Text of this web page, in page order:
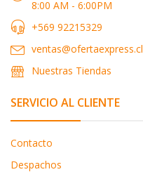
8:00 AM - 6:00PM
+569 92215329
ventas@ofertaexpress.cl
Nuestras Tiendas
SERVICIO AL CLIENTE
Contacto
Despachos